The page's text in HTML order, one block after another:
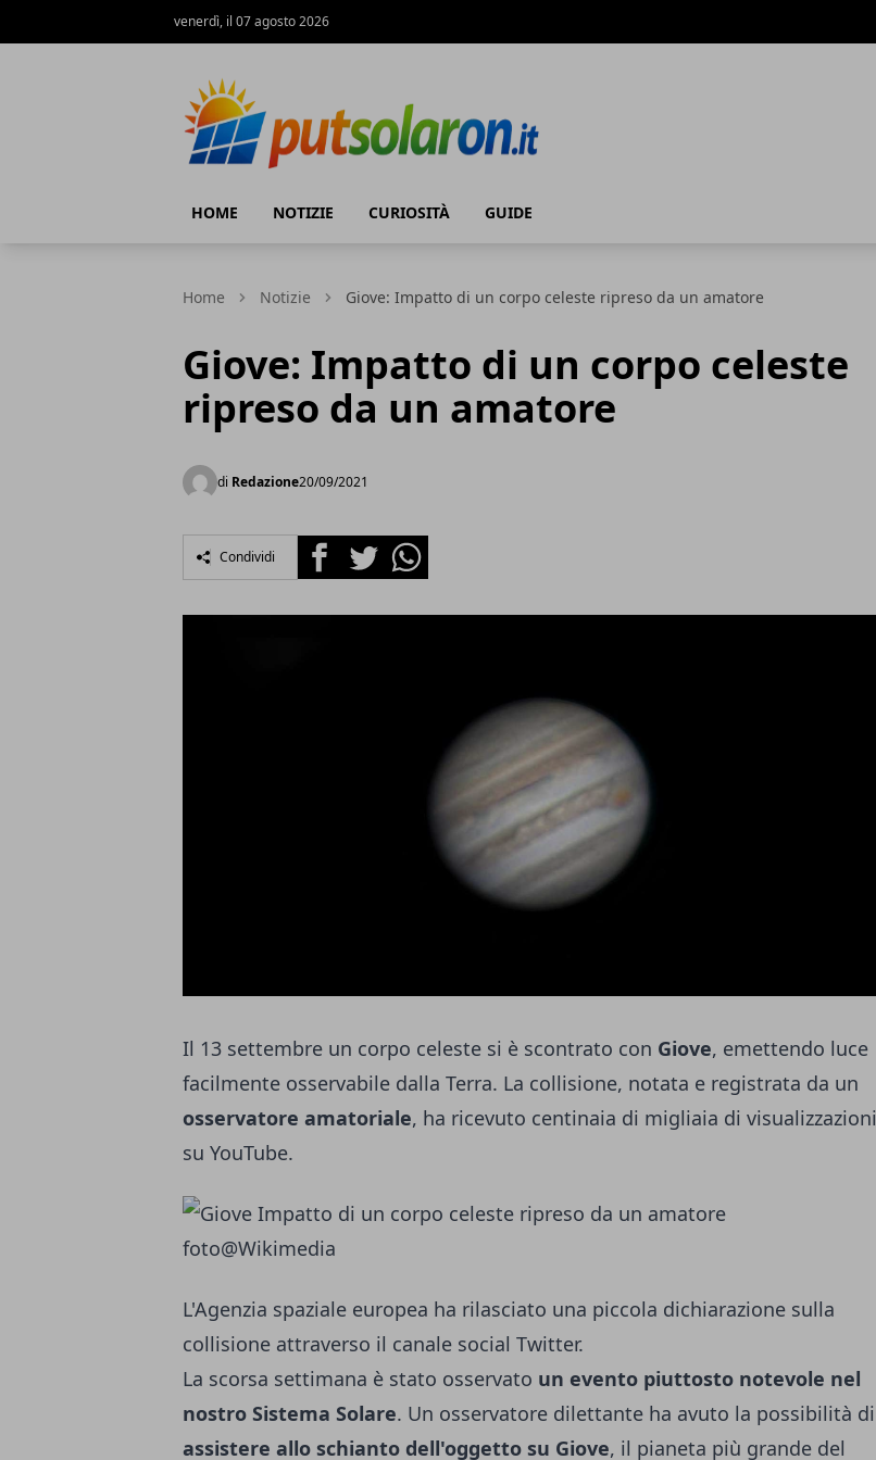
venerdì, il 07 agosto 2026
HOME NOTIZIE CURIOSITÀ GUIDE
Home Notizie Giove: Impatto di un corpo celeste ripreso da un amatore
Giove: Impatto di un corpo celeste
ripreso da un amatore
di Redazione20/09/2021
Condividi FacebookTwitterWhatsapp
Il 13 settembre un corpo celeste si è scontrato con Giove, emettendo luce
facilmente osservabile dalla Terra. La collisione, notata e registrata da un
osservatore amatoriale, ha ricevuto centinaia di migliaia di visualizzazioni
su YouTube.
foto@Wikimedia
L'Agenzia spaziale europea ha rilasciato una piccola dichiarazione sulla
collisione attraverso il canale social Twitter.
La scorsa settimana è stato osservato un evento piuttosto notevole nel
nostro Sistema Solare. Un osservatore dilettante ha avuto la possibilità di
assistere allo schianto dell'oggetto su Giove, il pianeta più grande del